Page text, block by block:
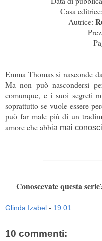
Casa editrice:
Autrice:
Emma Thomas si nasconde
Ma non può nascondersi
comunque, e i suoi segreti
soprattutto se vuole essere
può far male più di un
amore che abbia mai
Conoscevate questa
Glinda Izabel - 19:01
10 commenti: